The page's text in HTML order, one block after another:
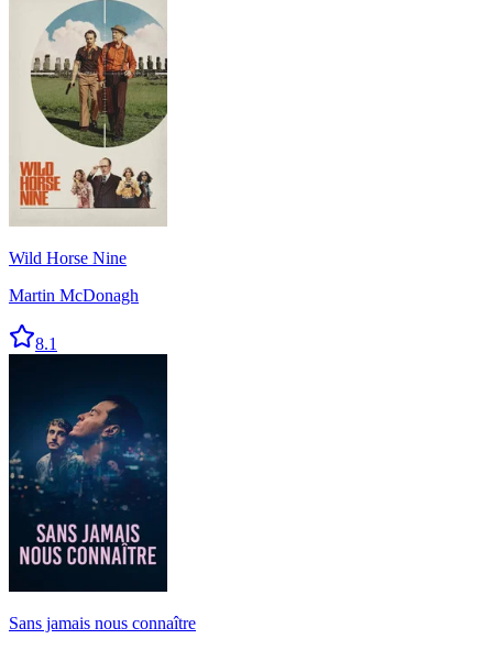
Wild Horse Nine
Martin McDonagh
8.1
Sans jamais nous connaître